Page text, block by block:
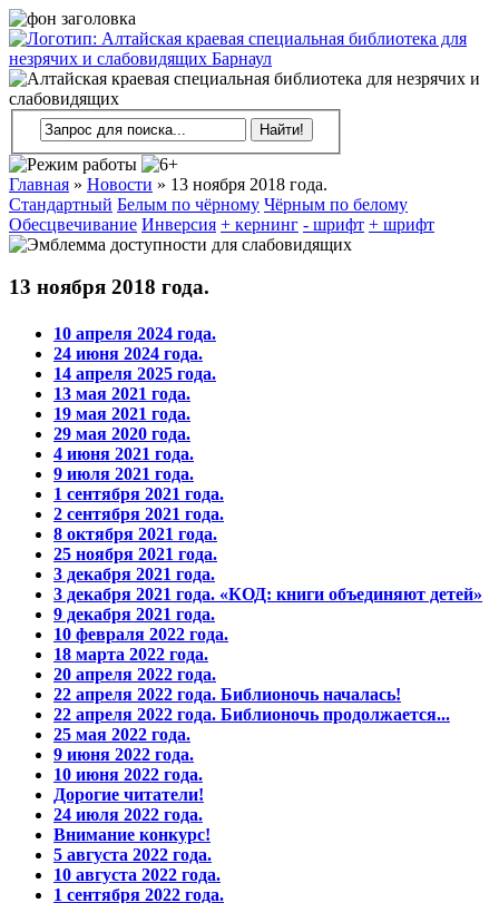
Главная » Новости » 13 ноября 2018 года.
Стандартный Белым по чёрному Чёрным по белому
Обесцвечивание Инверсия + кернинг - шрифт + шрифт
13 ноября 2018 года.
10 апреля 2024 года.
24 июня 2024 года.
14 апреля 2025 года.
13 мая 2021 года.
19 мая 2021 года.
29 мая 2020 года.
4 июня 2021 года.
9 июля 2021 года.
1 сентября 2021 года.
2 сентября 2021 года.
8 октября 2021 года.
25 ноября 2021 года.
3 декабря 2021 года.
3 декабря 2021 года. «КОД: книги объединяют детей»
9 декабря 2021 года.
10 февраля 2022 года.
18 марта 2022 года.
20 апреля 2022 года.
22 апреля 2022 года. Библионочь началась!
22 апреля 2022 года. Библионочь продолжается...
25 мая 2022 года.
9 июня 2022 года.
10 июня 2022 года.
Дорогие читатели!
24 июля 2022 года.
Внимание конкурс!
5 августа 2022 года.
10 августа 2022 года.
1 сентября 2022 года.